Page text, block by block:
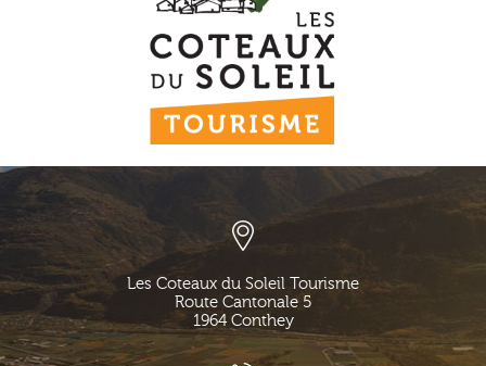
Les Coteaux du Soleil Tourisme
Route Cantonale 5
1964 Conthey